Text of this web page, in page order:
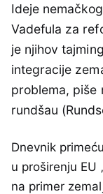
Ideje
Vadefula za
je njihov
integracije
problema, piše
rundšau
Dnevnik
u proširenju EU
na primer